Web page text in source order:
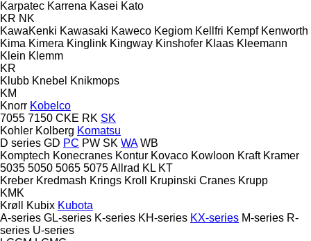
Karpatec Karrena Kasei Kato
KR NK
KawaKenki Kawasaki Kaweco Kegiom Kellfri Kempf Kenworth
Kima Kimera Kinglink Kingway Kinshofer Klaas Kleemann
Klein Klemm
KR
Klubb Knebel Knikmops
KM
Knorr Kobelco
7055 7150 CKE RK SK
Kohler Kolberg Komatsu
D series GD PC PW SK WA WB
Komptech Konecranes Kontur Kovaco Kowloon Kraft Kramer
5035 5050 5065 5075Allrad KL KT
Kreber Kredmash Krings Kroll Krupinski Cranes Krupp
KMK
Krøll
Kubix Kubota
A-series GL-series K-series KH-series KX-series M-series R-
series U-series